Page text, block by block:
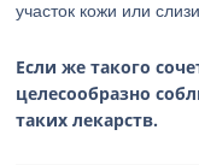
участок кожи или
Если же такого
целесообразно
таких лекарств.